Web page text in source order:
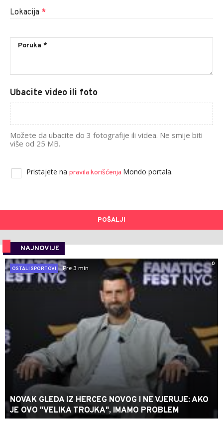
Lokacija *
Ubacite video ili foto
Možete da ubacite do 3 fotografije ili videa. Ne smije biti
više od 25 MB.
Pristajete na pravila korišćenja Mondo portala.
POŠALJI
NAJNOVIJE
0
OSTALI SPORTOVI
Pre 3 min
NOVAK GLEDA IZ HERCEG NOVOG I NE VJERUJE: AKO
JE OVO "VELIKA TROJKA", IMAMO PROBLEM